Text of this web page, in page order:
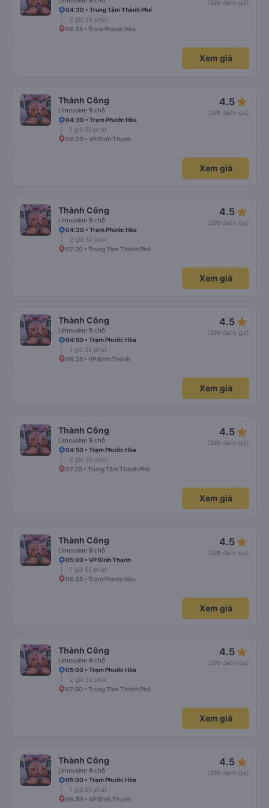
(399 đánh giá)
04:30 • Trung Tâm Thành Phố
2 giờ 25 phút
06:55 • Trạm Phước Hòa
Xem giá
Thành Công
Limousine 9 chỗ
4.5 star_rate
(399 đánh giá)
04:30 • Trạm Phước Hòa
1 giờ 50 phút
06:20 • VP Bình Thạnh
Xem giá
Thành Công
Limousine 9 chỗ
4.5 star_rate
(399 đánh giá)
04:30 • Trạm Phước Hòa
2 giờ 50 phút
07:20 • Trung Tâm Thành Phố
Xem giá
Thành Công
Limousine 9 chỗ
4.5 star_rate
(399 đánh giá)
04:50 • Trạm Phước Hòa
1 giờ 35 phút
06:25 • VP Bình Thạnh
Xem giá
Thành Công
Limousine 9 chỗ
4.5 star_rate
(399 đánh giá)
04:50 • Trạm Phước Hòa
2 giờ 35 phút
07:25 • Trung Tâm Thành Phố
Xem giá
Thành Công
Limousine 9 chỗ
4.5 star_rate
(399 đánh giá)
05:00 • VP Bình Thạnh
1 giờ 55 phút
06:55 • Trạm Phước Hòa
Xem giá
Thành Công
Limousine 9 chỗ
4.5 star_rate
(399 đánh giá)
05:00 • Trạm Phước Hòa
2 giờ 50 phút
07:50 • Trung Tâm Thành Phố
Xem giá
Thành Công
Limousine 9 chỗ
4.5 star_rate
(399 đánh giá)
05:00 • Trạm Phước Hòa
1 giờ 50 phút
06:50 • VP Bình Thạnh